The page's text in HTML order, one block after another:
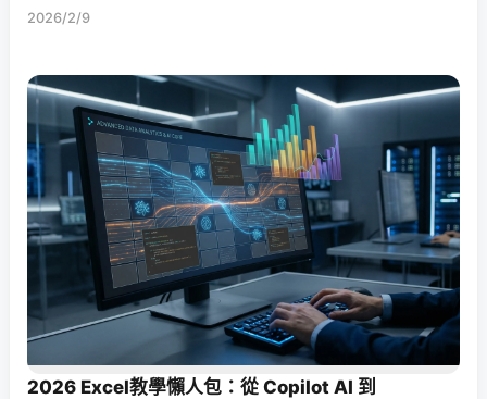
2026/2/9
2026 Excel教學懶人包：從 Copilot AI 到